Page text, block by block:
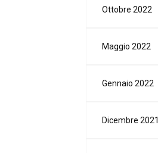
Ottobre 2022
Maggio 2022
Gennaio 2022
Dicembre 2021